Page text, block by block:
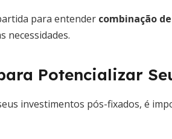
para entender combinação
necessidades.
Potencializar
investimentos pós-fixados, é